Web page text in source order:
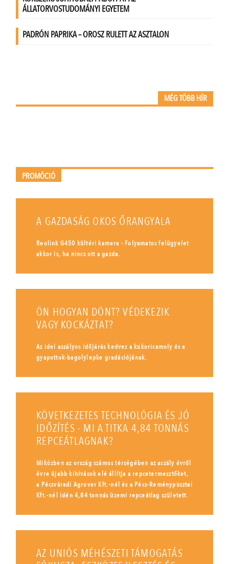
MÉG TÖBB HÍR
PROMÓCIÓ
A GAZDASÁG OKOS ŐRANGYALA
Reolink G450 kültéri kamera - Folyamatos felügyelet
akkor is, ha nincs ott a gazda.
ÖN HOGYAN DÖNT? VÉDEKEZIK
VAGY KOCKÁZTAT?
Az idei aszályos időjárás kedvez a kukoricamoly és a
gyapottok-bagolylepke gradációjának.
KÖVETKEZETES TECHNOLÓGIA ÉS JÓ
IDŐZÍTÉS - MI A TITKA 4,84 TONNÁS
REPCEÁTLAGNAK?
Miközben az ország számos térségében az aszály évről
évre újabb kihívások elé állítja a repcetermesztőket,
a Pécsváradi Agrover Kft.-nél és a Pécs-Reménypusztai
Kft.-nél idén 4,84 tonnás üzemi repceátlag született.
AZ UNIÓS MÉHÉSZETI TÁMOGATÁS